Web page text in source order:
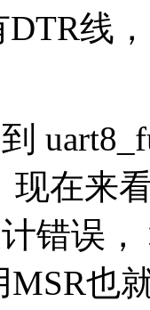
线
现在来
错误
也